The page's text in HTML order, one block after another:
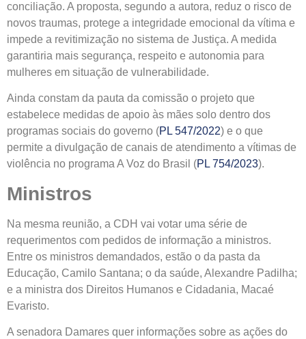
conciliação. A proposta, segundo a autora, reduz o risco de
novos traumas, protege a integridade emocional da vítima e
impede a revitimização no sistema de Justiça. A medida
garantiria mais segurança, respeito e autonomia para
mulheres em situação de vulnerabilidade.
Ainda constam da pauta da comissão o projeto que
estabelece medidas de apoio às mães solo dentro dos
programas sociais do governo (PL 547/2022) e o que
permite a divulgação de canais de atendimento a vítimas de
violência no programa A Voz do Brasil (PL 754/2023).
Ministros
Na mesma reunião, a CDH vai votar uma série de
requerimentos com pedidos de informação a ministros.
Entre os ministros demandados, estão o da pasta da
Educação, Camilo Santana; o da saúde, Alexandre Padilha;
e a ministra dos Direitos Humanos e Cidadania, Macaé
Evaristo.
A senadora Damares quer informações sobre as ações do